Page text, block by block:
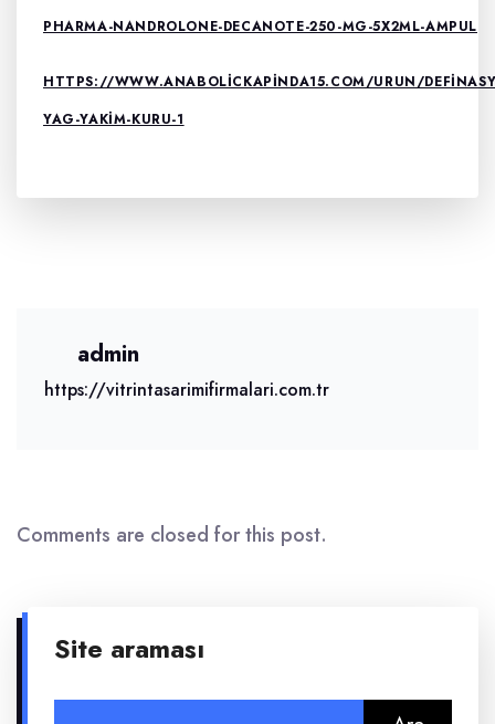
PHARMA-NANDROLONE-DECANOTE-250-MG-5X2ML-AMPUL
HTTPS://WWW.ANABOLICKAPINDA15.COM/URUN/
YAG-YAKIM-KURU-1
admin
https://vitrintasarimifirmalari.com.tr
Comments are closed for this post.
Site araması